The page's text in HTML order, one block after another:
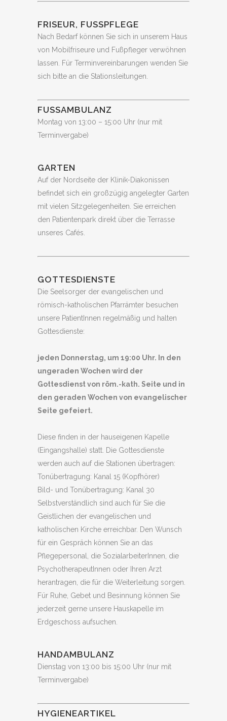
FRISEUR, FUSSPFLEGE
Nach Bedarf können Sie sich in unserem Haus
von Mobilfriseure und Fußpfleger verwöhnen
lassen. Für Terminvereinbarungen wenden Sie
sich bitte an die Stationsleitungen.
FUSSAMBULANZ
Montag von 13:00 – 15:00 Uhr (nur mit
Terminvergabe)
GARTEN
Auf der Nordseite der Klinik-Diakonissen
befindet sich ein großzügig angelegter Garten
mit vielen Sitzgelegenheiten. Sie erreichen
den Patientenpark direkt über die Terrasse
unseres Cafés.
GOTTESDIENSTE
Die Seelsorger der evangelischen und
römisch-katholischen Pfarrämter besuchen
unsere PatientInnen regelmäßig und halten
Gottesdienste:
jeden Donnerstag, um 19:00 Uhr. In den
ungeraden Wochen wird der
Gottesdienst von röm.-kath. Seite und in
den geraden Wochen von evangelischer
Seite gefeiert.
Diese finden in der hauseigenen Kapelle
(Eingangshalle) statt. Die Gottesdienste
werden auch auf die Stationen übertragen:
Tonübertragung: Kanal 15 (Kopfhörer)
Bild- und Tonübertragung: Kanal 30
Selbstverständlich sind auch für Sie die
Geistlichen der evangelischen und
katholischen Kirche erreichbar. Den Wunsch
für ein Gespräch können Sie an das
Pflegepersonal, die SozialarbeiterInnen, die
PsychotherapeutInnen oder Ihren Arzt
herantragen, die für die Weiterleitung sorgen.
Für Ruhe, Gebet und Besinnung können Sie
jederzeit gerne unsere Hauskapelle im
Erdgeschoss aufsuchen.
HANDAMBULANZ
Dienstag von 13:00 bis 15:00 Uhr (nur mit
Terminvergabe)
HYGIENEARTIKEL